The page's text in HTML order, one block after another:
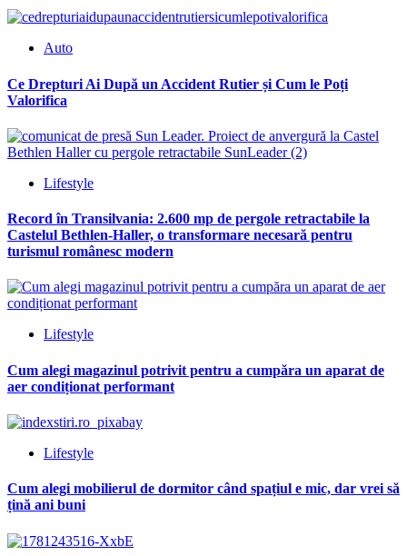
Auto
Ce Drepturi Ai După un Accident Rutier și Cum le Poți
Valorifica
Lifestyle
Record în Transilvania: 2.600 mp de pergole retractabile la
Castelul Bethlen-Haller, o transformare necesară pentru
turismul românesc modern
Lifestyle
Cum alegi magazinul potrivit pentru a cumpăra un aparat de
aer condiționat performant
Lifestyle
Cum alegi mobilierul de dormitor când spațiul e mic, dar vrei să
țină ani buni